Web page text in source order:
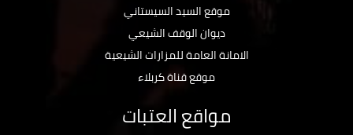
موقع السيد السيستاني
ديوان الوقف الشيعي
الامانة العامة للمزارات الشيعية
موقع قناة كربلاء
مواقع العتبات